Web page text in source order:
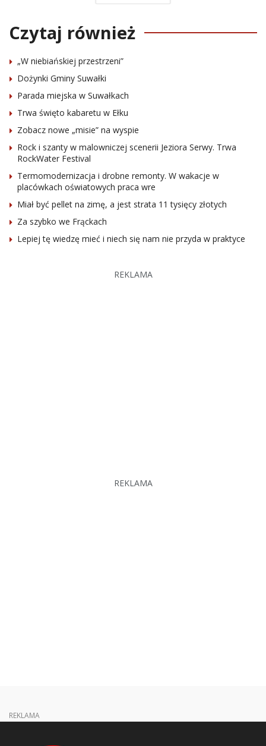
Czytaj również
„W niebiańskiej przestrzeni”
Dożynki Gminy Suwałki
Parada miejska w Suwałkach
Trwa święto kabaretu w Ełku
Zobacz nowe „misie” na wyspie
Rock i szanty w malowniczej scenerii Jeziora Serwy. Trwa
RockWater Festival
Termomodernizacja i drobne remonty. W wakacje w
placówkach oświatowych praca wre
Miał być pellet na zimę, a jest strata 11 tysięcy złotych
Za szybko we Frąckach
Lepiej tę wiedzę mieć i niech się nam nie przyda w praktyce
REKLAMA
REKLAMA
REKLAMA